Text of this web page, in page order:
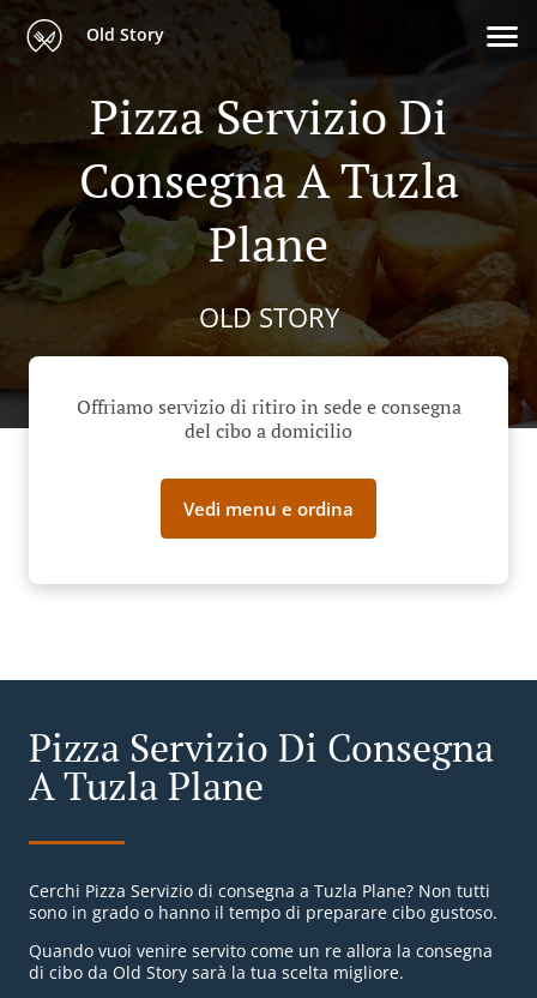
Old Story
Pizza Servizio Di
Consegna A Tuzla
Plane
OLD STORY
Offriamo servizio di ritiro in sede e consegna
del cibo a domicilio
Vedi menu e ordina
Pizza Servizio Di Consegna
A Tuzla Plane
Cerchi Pizza Servizio di consegna a Tuzla Plane? Non tutti
sono in grado o hanno il tempo di preparare cibo gustoso.
Quando vuoi venire servito come un re allora la consegna
di cibo da Old Story sarà la tua scelta migliore.